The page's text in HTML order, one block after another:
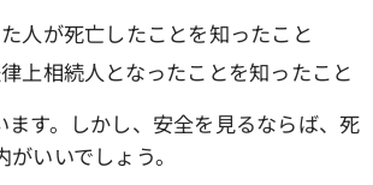
人が死亡したことを知ったこと
上相続人となったことを知ったこと
ます。しかし、安全を見るならば、死
いいでしょう。